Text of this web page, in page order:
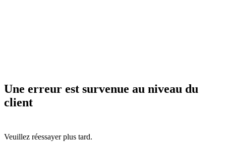
Une erreur est survenue au niveau du
client
Veuillez réessayer plus tard.